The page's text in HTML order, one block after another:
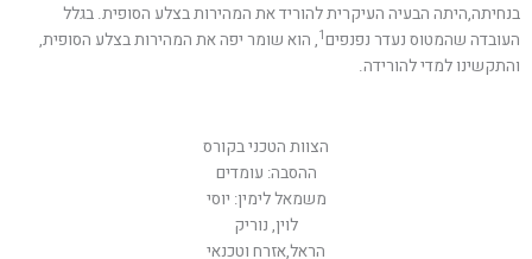
בנחיתה,היתה הבעיה העיקרית להוריד את המהירות בצלע הסופית. בגלל
העובדה שהמטוס נעדר נפנפים1, הוא שומר יפה את המהירות בצלע הסופית,
והתקשינו למדי להורידה.
הצוות הטכני בקורס
ההסבה: עומדים
משמאל לימין: יוסי
לוין, נוריק
הראל,אזרח וטכנאי